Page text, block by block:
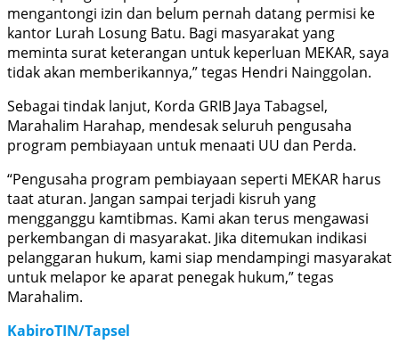
mengantongi izin dan belum pernah datang permisi ke
kantor Lurah Losung Batu. Bagi masyarakat yang
meminta surat keterangan untuk keperluan MEKAR, saya
tidak akan memberikannya,” tegas Hendri Nainggolan.
Sebagai tindak lanjut, Korda GRIB Jaya Tabagsel,
Marahalim Harahap, mendesak seluruh pengusaha
program pembiayaan untuk menaati UU dan Perda.
“Pengusaha program pembiayaan seperti MEKAR harus
taat aturan. Jangan sampai terjadi kisruh yang
mengganggu kamtibmas. Kami akan terus mengawasi
perkembangan di masyarakat. Jika ditemukan indikasi
pelanggaran hukum, kami siap mendampingi masyarakat
untuk melapor ke aparat penegak hukum,” tegas
Marahalim.
KabiroTIN/Tapsel